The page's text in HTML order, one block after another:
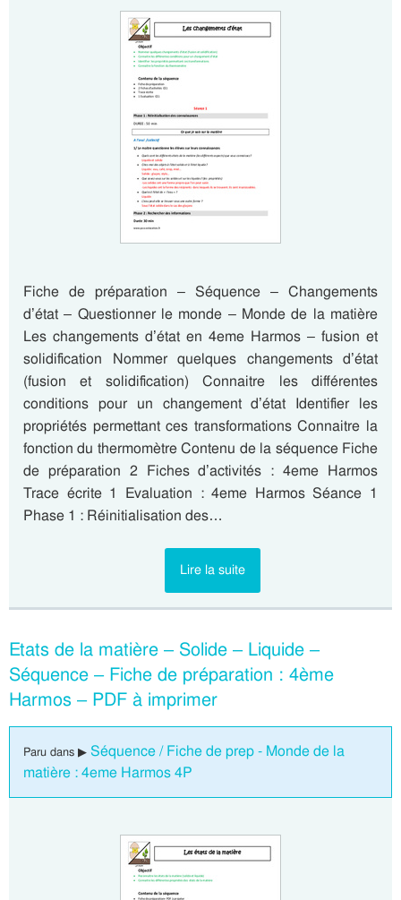
Fiche de préparation – Séquence – Changements
d’état – Questionner le monde – Monde de la matière
Les changements d’état en 4eme Harmos – fusion et
solidification Nommer quelques changements d’état
(fusion et solidification) Connaitre les différentes
conditions pour un changement d’état Identifier les
propriétés permettant ces transformations Connaitre la
fonction du thermomètre Contenu de la séquence Fiche
de préparation 2 Fiches d’activités : 4eme Harmos
Trace écrite 1 Evaluation : 4eme Harmos Séance 1
Phase 1 : Réinitialisation des…
Lire la suite
Etats de la matière – Solide – Liquide –
Séquence – Fiche de préparation : 4ème
Harmos – PDF à imprimer
Paru dans ▶ Séquence / Fiche de prep - Monde de la
matière : 4eme Harmos 4P